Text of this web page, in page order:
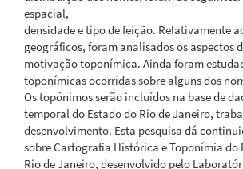
espacial,
densidade e tipo de feição. Relativamente
geográficos, foram analisados os aspectos
motivação toponímica. Ainda foram
toponímicas ocorridas sobre alguns dos
Os topônimos serão incluídos na base de
temporal do Estado do Rio de Janeiro,
desenvolvimento. Esta pesquisa dá
sobre Cartografia Histórica e Toponímia do
Rio de Janeiro, desenvolvido pelo